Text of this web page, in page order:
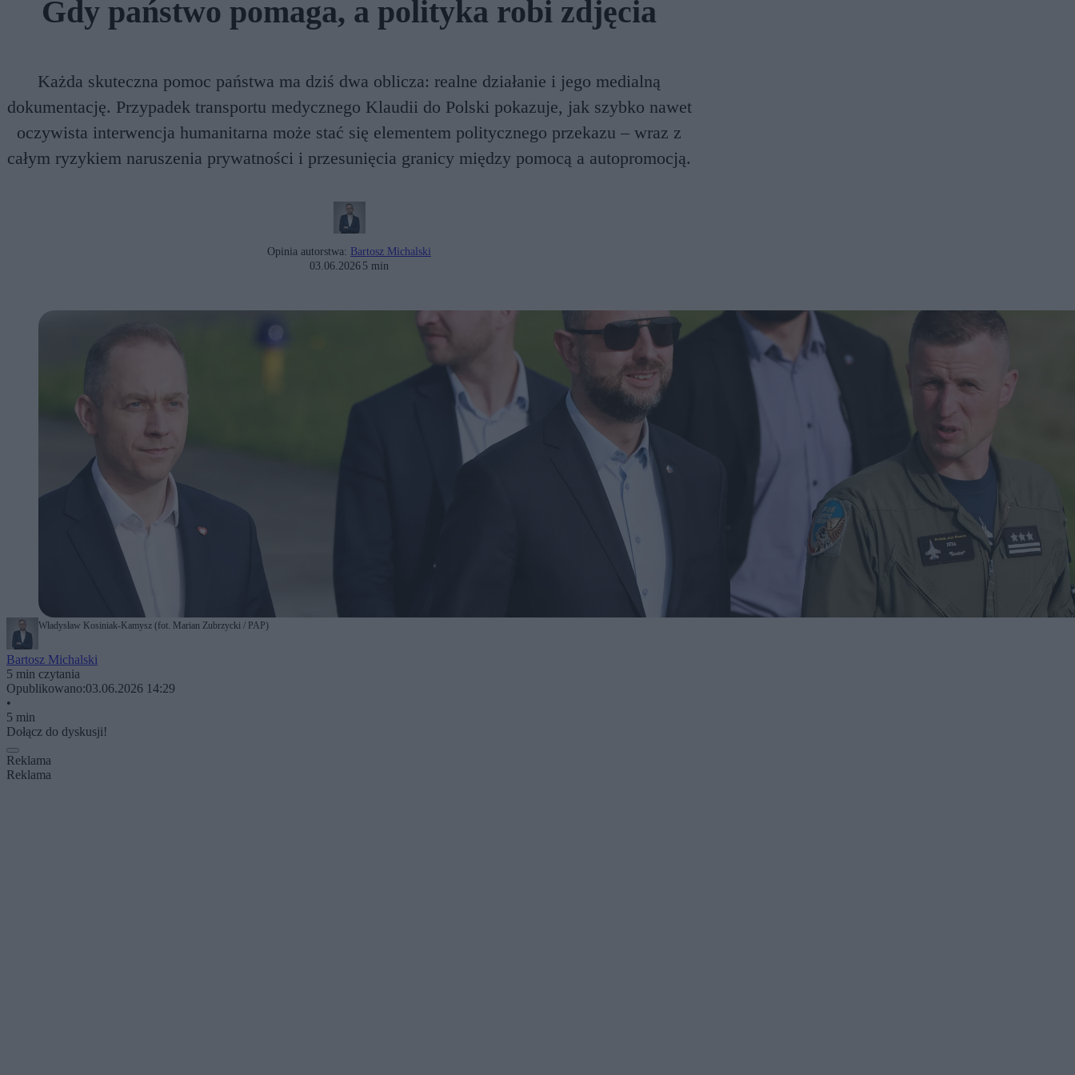
Gdy państwo pomaga, a polityka robi zdjęcia
Każda skuteczna pomoc państwa ma dziś dwa oblicza: realne działanie i jego medialną
dokumentację. Przypadek transportu medycznego Klaudii do Polski pokazuje, jak szybko nawet
oczywista interwencja humanitarna może stać się elementem politycznego przekazu – wraz z
całym ryzykiem naruszenia prywatności i przesunięcia granicy między pomocą a autopromocją.
Opinia autorstwa: Bartosz Michalski
03.06.2026 5 min
Władysław Kosiniak-Kamysz (fot. Marian Zubrzycki / PAP)
Bartosz Michalski
5 min czytania
Opublikowano:03.06.2026 14:29
•
5 min
Dołącz do dyskusji!
Reklama
Reklama